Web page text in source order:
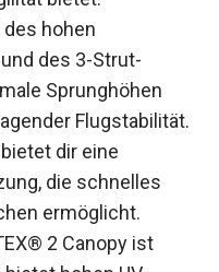
Agilität bietet.
des hohen
des 3-Strut-
Sprunghöhen
dir eine
die schnelles
ermöglicht.